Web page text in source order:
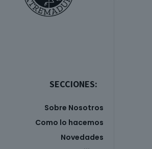
SECCIONES:
Sobre Nosotros
Como lo hacemos
Novedades